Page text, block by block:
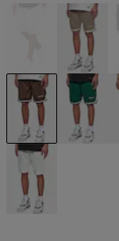
beige beige
braun